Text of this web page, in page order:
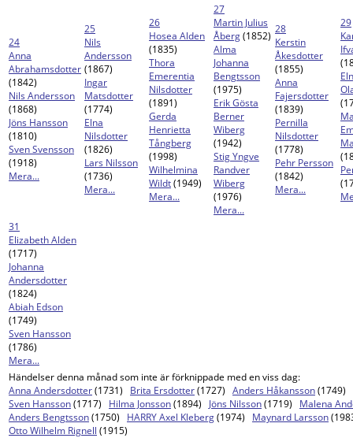
24
Anna
Abrahamsdotter
(1842)
Nils Andersson
(1868)
Jöns Hansson
(1810)
Sven Svensson
(1918)
Mera...
25
Nils
Andersson
(1867)
Ingar
Matsdotter
(1774)
Elna
Nilsdotter
(1826)
Lars Nilsson
(1736)
Mera...
26
Hosea Alden
(1835)
Thora
Emerentia
Nilsdotter
(1891)
Gerda
Henrietta
Tångberg
(1998)
Wilhelmina
Wildt(1949)
Mera...
27
Martin Julius
Åberg(1852)
Alma
Johanna
Bengtsson
(1975)
Erik Gösta
Berner
Wiberg
(1942)
Stig Yngve
Randver
Wiberg
(1976)
Mera...
28
Kerstin
Åkesdotter
(1855)
Anna
Fajersdotter
(1839)
Pernilla
Nilsdotter
(1778)
Pehr Persson
(1842)
Mera...
29
31
Elizabeth Alden
(1717)
Johanna
Andersdotter
(1824)
Abiah Edson
(1749)
Sven Hansson
(1786)
Mera...
Händelser denna månad som inte är förknippade med en viss dag:
Anna Andersdotter(1731) Brita Ersdotter(1727) Anders Håkansson(1749)
Sven Hansson(1717) Hilma Jonsson(1894) Jöns Nilsson(1719)
Malena
Anders Bengtsson(1750) HARRY Axel Kleberg(1974) Maynard Larsson
Otto Wilhelm Rignell (1915)